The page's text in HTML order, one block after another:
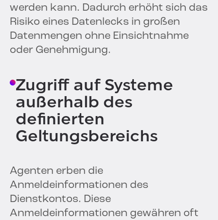
werden kann. Dadurch erhöht sich das
Risiko eines Datenlecks in großen
Datenmengen ohne Einsichtnahme
oder Genehmigung.
Zugriff auf Systeme
außerhalb des
definierten
Geltungsbereichs
Agenten erben die
Anmeldeinformationen des
Dienstkontos. Diese
Anmeldeinformationen gewähren oft